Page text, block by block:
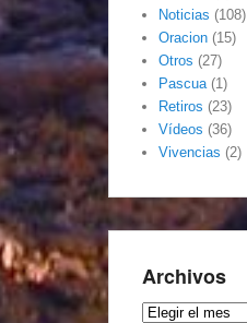
Noticias (108)
Oracion (15)
Otros (27)
Pascua(1)
Retiros (23)
Vídeos (36)
Vivencias (2)
Archivos
Archivos